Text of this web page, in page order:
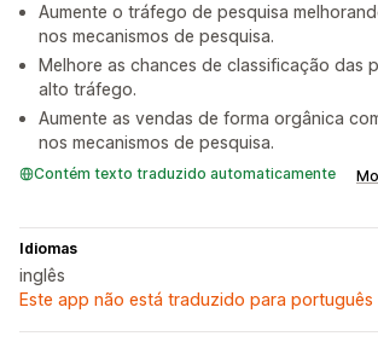
Aumente o tráfego de pesquisa
nos mecanismos de pesquisa.
Melhore as chances de classificação das
alto tráfego.
Aumente as vendas de forma orgânica
nos mecanismos de pesquisa.
Contém texto traduzido automaticamente
Idiomas
inglês
Este app não está traduzido para português